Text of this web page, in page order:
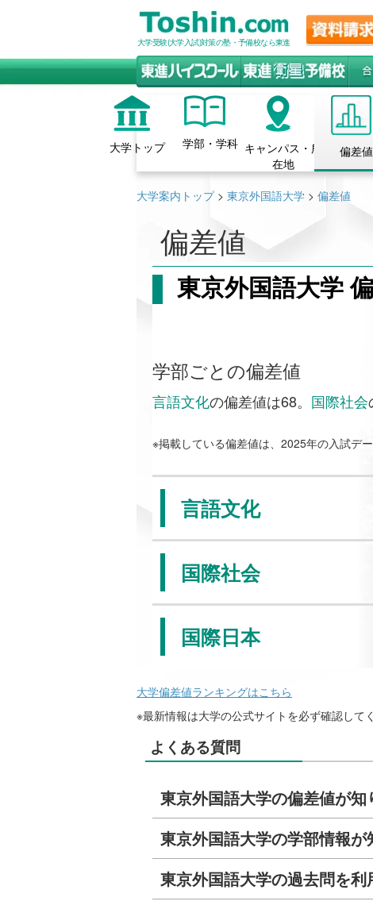
大学受験(大学入試)対策の塾・予備校なら東進
大学トップ 学部・学科 キャンパス・所
在地
偏差値
大学案内トップ> 東京外国語大学 > 偏差値
偏差値
東京外国語大学
学部ごとの偏差値
言語文化の偏差値は68。 国際社会
※掲載している偏差値は、2025年の入試デ
言語文化
国際社会
国際日本
大学偏差値ランキングはこちら
※最新情報は大学の公式サイトを必ず確認して
よくある質問
東京外国語大学の偏差値が知
東京外国語大学の学部情報が
東京外国語大学の過去問を利